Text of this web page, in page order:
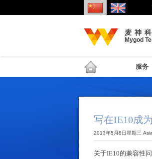
麦神
Mygod
服务
写在IE10成
2013年5月8日星期三
关于IE10的兼容性